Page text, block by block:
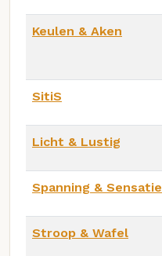
Keulen & Aken
SitiS
Licht & Lustig
Spanning & Sensatie
Stroop & Wafel